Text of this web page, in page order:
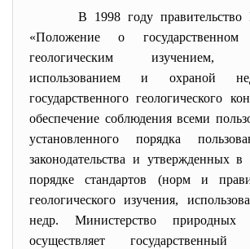
В 1998 году
«Положение о
геологическим изучением,
использованием и охраной
государственного геологического
обеспечение соблюдения всеми
установленного порядка
законодательства и утвержденных в
порядке стандартов (норм и
геологического изучения,
недр. Министерство природных
осуществляет государственный